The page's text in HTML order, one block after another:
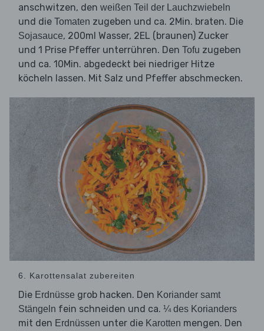
anschwitzen, den weißen Teil der Lauchzwiebeln
und die Tomaten zugeben und ca. 2Min. braten. Die
Sojasauce, 200ml Wasser, 2EL (braunen) Zucker
und 1 Prise Pfeffer unterrühren. Den Tofu zugeben
und ca. 10Min. abgedeckt bei niedriger Hitze
köcheln lassen. Mit Salz und Pfeffer abschmecken.
6. Karottensalat zubereiten
Die Erdnüsse grob hacken. Den Koriander samt
Stängeln fein schneiden und ca. ¼ des Korianders
mit den Erdnüssen unter die Karotten mengen. Den